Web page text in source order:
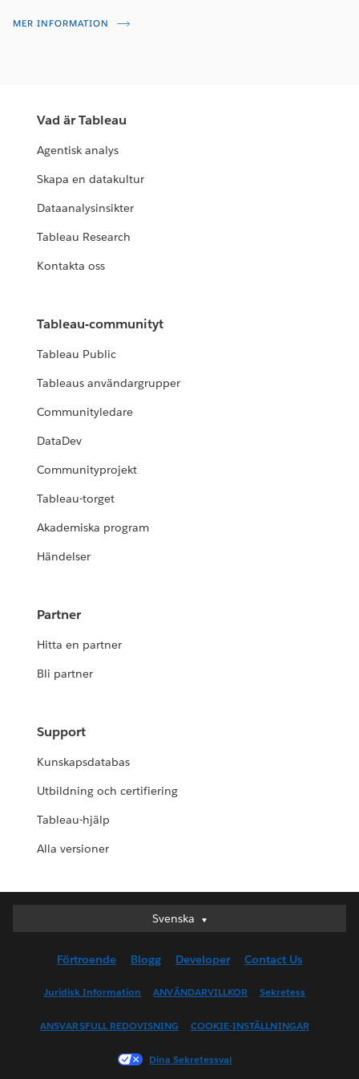
MER INFORMATION
Vad är Tableau
Agentisk analys
Skapa en datakultur
Dataanalysinsikter
Tableau Research
Kontakta oss
Tableau-communityt
Tableau Public
Tableaus användargrupper
Communityledare
DataDev
Communityprojekt
Tableau-torget
Akademiska program
Händelser
Partner
Hitta en partner
Bli partner
Support
Kunskapsdatabas
Utbildning och certifiering
Tableau-hjälp
Alla versioner
Svenska
Svenska
English (UK)
English (US)
Français (Canada)
Français (France)
Förtroende Blogg Developer Contact Us
Juridisk Information ANVÄNDARVILLKOR Sekretess
ANSVARSFULL REDOVISNING COOKIE-INSTÄLLNINGAR
Dina Sekretessval